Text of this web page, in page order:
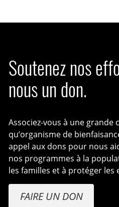
Soutenez nos
nous un don.
Associez-vous à une grande
qu’organisme de
appel aux dons pour nous
nos programmes à la
les familles et à protéger les
FAIRE UN DON